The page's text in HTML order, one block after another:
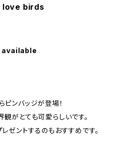
love birds
ンバッジが登場！
がとても可愛らしいです。
ゼントするのもおすすめです。